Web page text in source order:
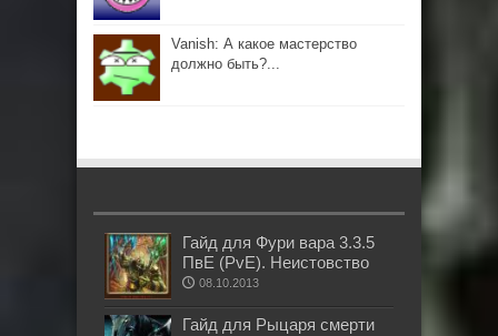
Vanish: А какое мастерство
должно быть?...
Гайд для Фури вара 3.3.5
ПвЕ (PvE). Неистовство
08.10.2013
Гайд для Рыцаря смерти